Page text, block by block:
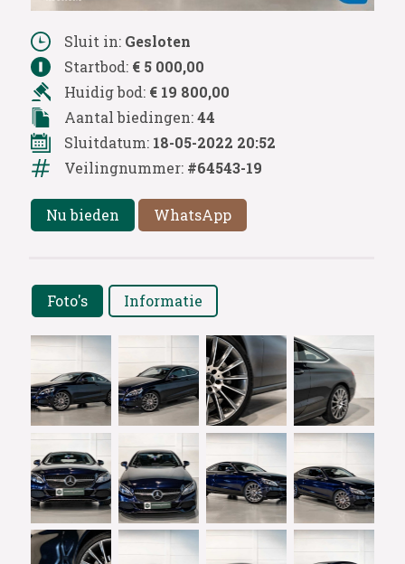
Sluit in: Gesloten
Startbod: € 5 000,00
Huidig bod: € 19 800,00
Aantal biedingen:44
Sluitdatum: 18-05-2022 20:52
Veilingnummer: #64543-19
Nu bieden WhatsApp
Foto's Informatie